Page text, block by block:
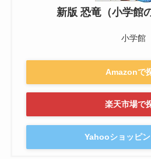
新版 恐竜（小学館
小学館
Amazonで
楽天市場で
Yahooショッピ